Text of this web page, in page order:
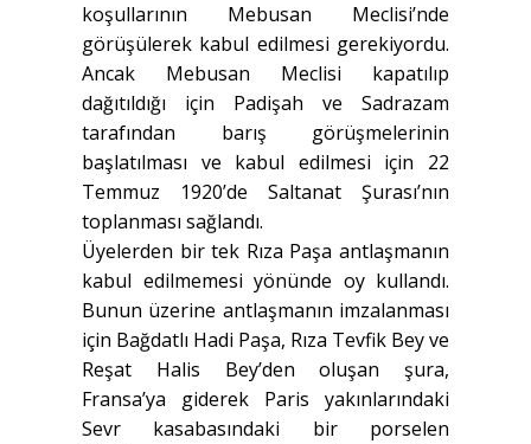
koşullarının Mebusan Meclisi’nde
görüşülerek kabul edilmesi gerekiyordu.
Ancak Mebusan Meclisi kapatılıp
dağıtıldığı için Padişah ve Sadrazam
tarafından barış görüşmelerinin
başlatılması ve kabul edilmesi için 22
Temmuz 1920’de Saltanat Şurası’nın
toplanması sağlandı.
Üyelerden bir tek Rıza Paşa antlaşmanın
kabul edilmemesi yönünde oy kullandı.
Bunun üzerine antlaşmanın imzalanması
için Bağdatlı Hadi Paşa, Rıza Tevfik Bey ve
Reşat Halis Bey’den oluşan şura,
Fransa’ya giderek Paris yakınlarındaki
Sevr kasabasındaki bir porselen